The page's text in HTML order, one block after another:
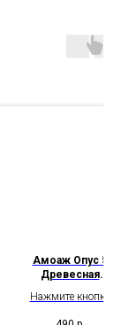
Амоаж Опус 5
Древесная
Amouage Opus V
Нажмите кнопку